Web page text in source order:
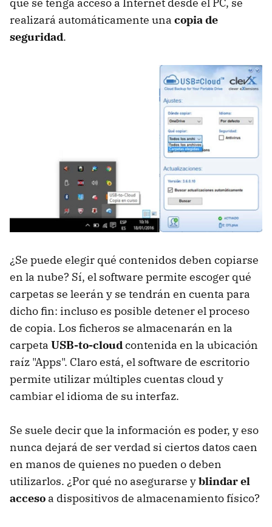
que se tenga acceso a Internet desde el PC, se
realizará automáticamente una copia de
seguridad.
¿Se puede elegir qué contenidos deben copiarse
en la nube? Sí, el software permite escoger qué
carpetas se leerán y se tendrán en cuenta para
dicho fin: incluso es posible detener el proceso
de copia. Los ficheros se almacenarán en la
carpeta USB-to-cloudcontenida en la ubicación
raíz "Apps". Claro está, el software de escritorio
permite utilizar múltiples cuentas cloud y
cambiar el idioma de su interfaz.
Se suele decir que la información es poder, y eso
nunca dejará de ser verdad si ciertos datos caen
en manos de quienes no pueden o deben
utilizarlos. ¿Por qué no asegurarse yblindar el
acceso a dispositivos de almacenamiento físico?